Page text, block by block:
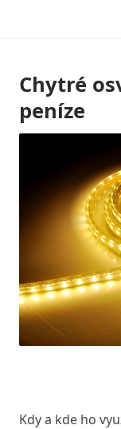
Chytré
peníze
Kdy a kde ho